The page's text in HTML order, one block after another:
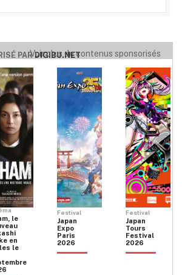
PARDIGIBU.NET
Voir plus de contenus sponsorisés
le
en
le
Festival
Japan
Expo
Paris
2026
Festival
Japan
Tours
Festival
2026